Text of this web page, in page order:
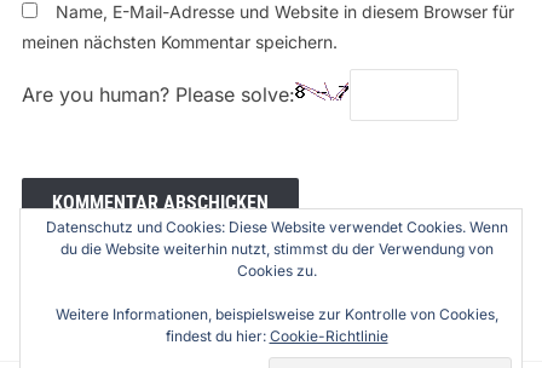
Name, E-Mail-Adresse und Website in diesem Browser für
meinen nächsten Kommentar speichern.
Are you human? Please solve:
Datenschutz und Cookies: Diese Website verwendet Cookies. Wenn
du die Website weiterhin nutzt, stimmst du der Verwendung von
Cookies zu.
Weitere Informationen, beispielsweise zur Kontrolle von Cookies,
findest du hier: Cookie-Richtlinie